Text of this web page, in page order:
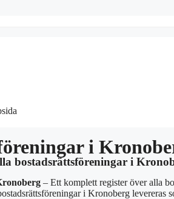
i
bostadsrättsföreningar i
– Ett komplett register över alla
i Kronoberg